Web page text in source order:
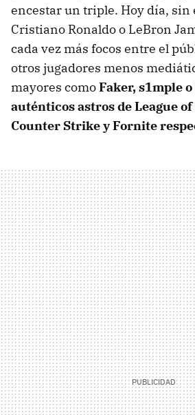
encestar un triple. Hoy día, sin
Cristiano Ronaldo o LeBron
cada vez más focos entre el
otros jugadores menos
mayores comoFaker, s1mple
auténticos astros de League of
Counter Strike y Fornite